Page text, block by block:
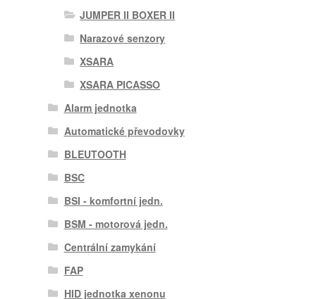
JUMPER II BOXER II
Narazové senzory
XSARA
XSARA PICASSO
Alarm jednotka
Automatické převodovky
BLEUTOOTH
BSC
BSI - komfortní jedn.
BSM - motorová jedn.
Centrální zamykání
FAP
HID jednotka xenonu